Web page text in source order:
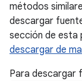
métodos
descargar
sección de esta
descargar de
Para descargar